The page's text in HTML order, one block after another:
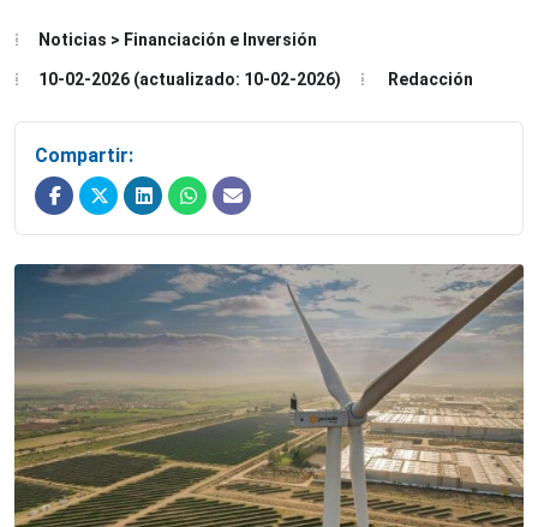
Noticias > Financiación e Inversión
10-02-2026 (actualizado: 10-02-2026) Redacción
Compartir: